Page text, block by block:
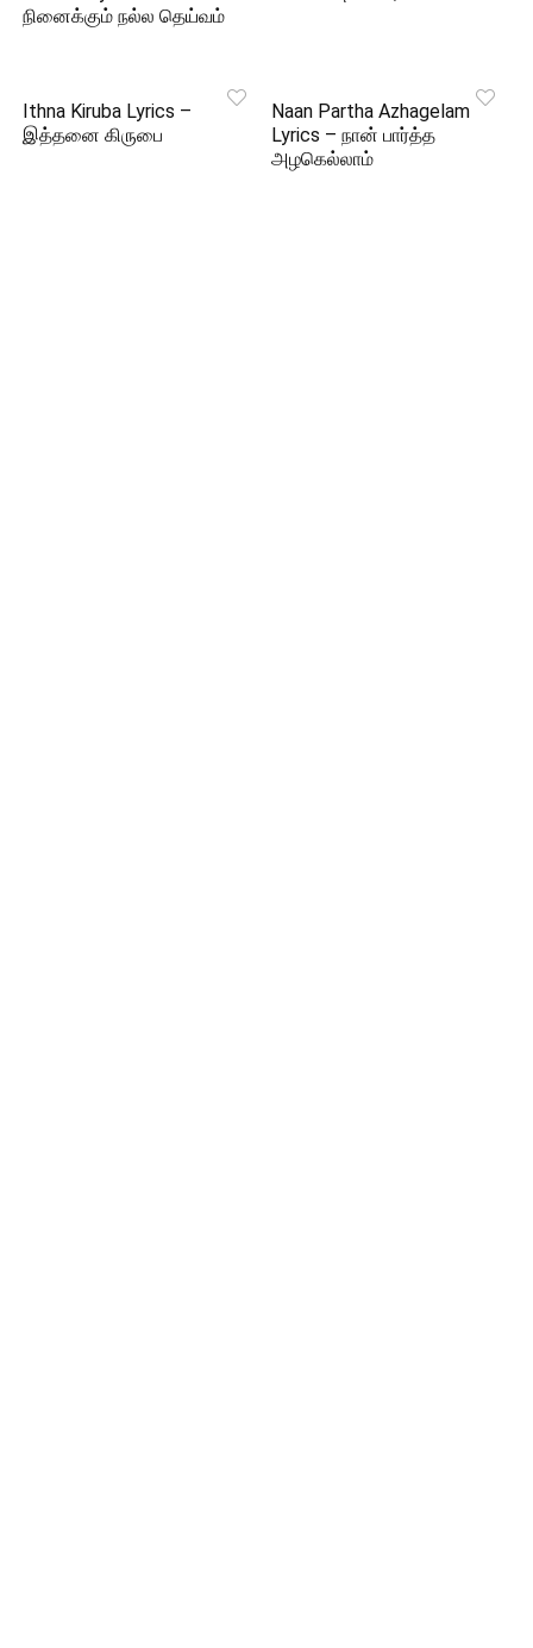
நினைக்கும் நல்ல தெய்வம்
Ithna Kiruba Lyrics –
இத்தனை கிருபை
Naan Partha Azhagelam
Lyrics – நான் பார்த்த
அழகெல்லாம்